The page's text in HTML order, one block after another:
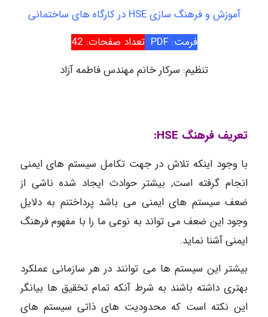
آموزش و فرهنگ سازی HSE در کارگاه های ساختمانی
فرمت: PDF
تعداد صفحات: 42
تنظیم: سرکار خانم مهندس فاطمه آزاد
تعریف فرهنگ HSE:
با وجود اینکه تلاش در جهت تکامل سیستم های ایمنی
انجام گرفته است, بیشتر حوادث ایجاد شده ناشی از
ضعف سیستم های ایمنی می باشد پرداختنم به دلایل
وجود این ضعف می تواند به نوعی ما را با مفهوم فرهنگ
ایمنی آشنا نماید.
بیشتر این سیستم ها می توانند در هر سازمانی عملکرد
بهتری داشته باشند به شرط آنکه تمام تخقیق ها بیانگر
این نکته است که محدودیت های ذاتی سیستم های